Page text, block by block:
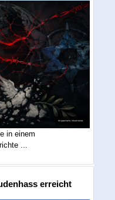
in einem
...
erreicht